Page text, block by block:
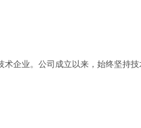
企业。公司成立以来，始终坚持